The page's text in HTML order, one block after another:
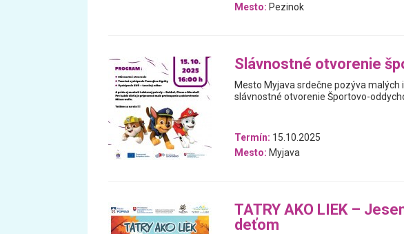
Mesto: Pezinok
Slávnostné otvorenie
Mesto Myjava srdečne pozýva malých
slávnostné otvorenie Športovo-
Termín: 15.10.2025
Mesto: Myjava
TATRY AKO LIEK –
deťom